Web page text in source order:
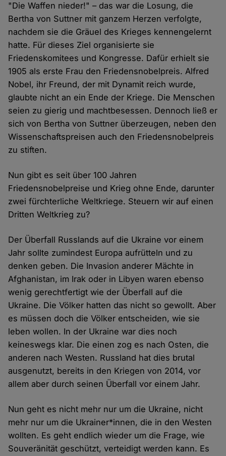
"Die Waffen nieder!" – das war die Losung, die
Bertha von Suttner mit ganzem Herzen verfolgte,
nachdem sie die Gräuel des Krieges kennengelernt
hatte. Für dieses Ziel organisierte sie
Friedenskomitees und Kongresse. Dafür erhielt sie
1905 als erste Frau den Friedensnobelpreis. Alfred
Nobel, ihr Freund, der mit Dynamit reich wurde,
glaubte nicht an ein Ende der Kriege. Die Menschen
seien zu gierig und machtbesessen. Dennoch ließ er
sich von Bertha von Suttner überzeugen, neben den
Wissenschaftspreisen auch den Friedensnobelpreis
zu stiften.
Nun gibt es seit über 100 Jahren
Friedensnobelpreise und Krieg ohne Ende, darunter
zwei fürchterliche Weltkriege. Steuern wir auf einen
Dritten Weltkrieg zu?
Der Überfall Russlands auf die Ukraine vor einem
Jahr sollte zumindest Europa aufrütteln und zu
denken geben. Die Invasion anderer Mächte in
Afghanistan, im Irak oder in Libyen waren ebenso
wenig gerechtfertigt wie der Überfall auf die
Ukraine. Die Völker hatten das nicht so gewollt. Aber
es müssen doch die Völker entscheiden, wie sie
leben wollen. In der Ukraine war dies noch
keineswegs klar. Die einen zog es nach Osten, die
anderen nach Westen. Russland hat dies brutal
ausgenutzt, bereits in den Kriegen von 2014, vor
allem aber durch seinen Überfall vor einem Jahr.
Nun geht es nicht mehr nur um die Ukraine, nicht
mehr nur um die Ukrainer*innen, die in den Westen
wollten. Es geht endlich wieder um die Frage, wie
Souveränität geschützt, verteidigt werden kann. Es